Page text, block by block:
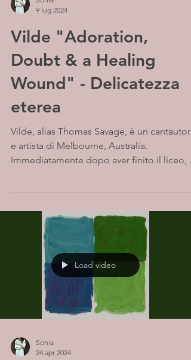
9 lug 2024
Vilde "Adoration,
Doubt & a Healing
Wound" - Delicatezza
eterea
Vilde, alias Thomas Savage, è un cantautore
e artista di Melbourne, Australia.
Immediatamente dopo aver finito il liceo,
Load video
Sonia
24 apr 2024